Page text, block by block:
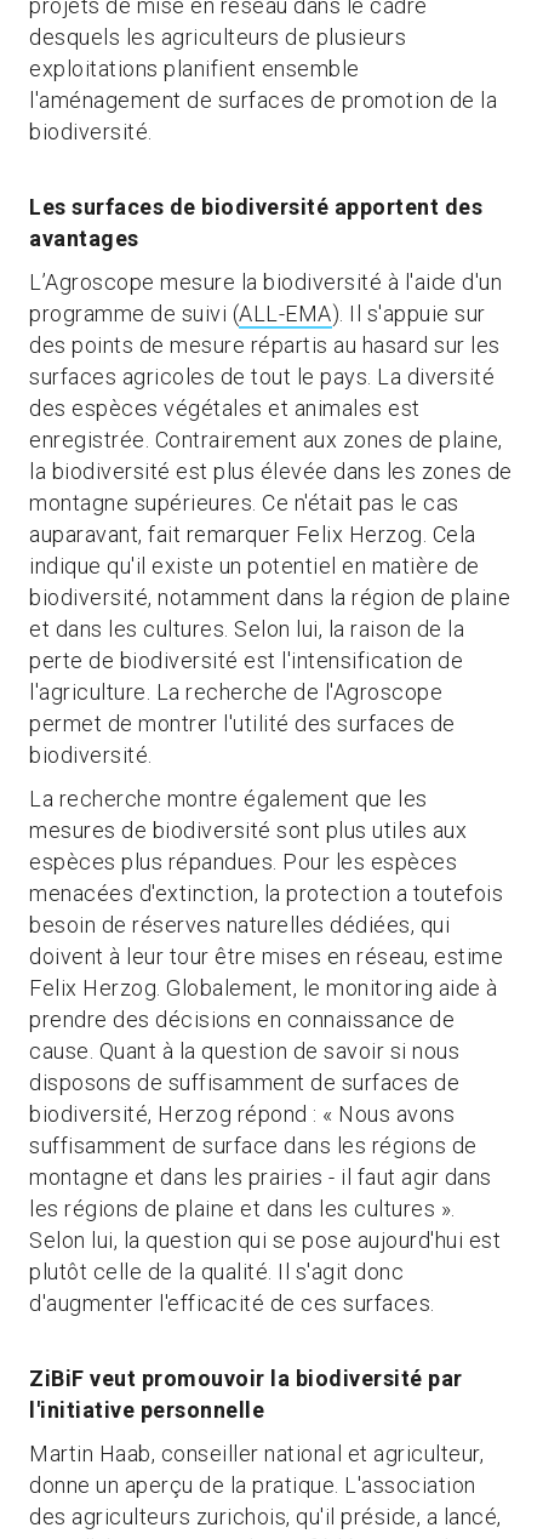
projets de mise en réseau dans le cadre
desquels les agriculteurs de plusieurs
exploitations planifient ensemble
l'aménagement de surfaces de promotion de la
biodiversité.
Les surfaces de biodiversité apportent des
avantages
L’Agroscope mesure la biodiversité à l'aide d'un
programme de suivi (ALL-EMA). Il s'appuie sur
des points de mesure répartis au hasard sur les
surfaces agricoles de tout le pays. La diversité
des espèces végétales et animales est
enregistrée. Contrairement aux zones de plaine,
la biodiversité est plus élevée dans les zones de
montagne supérieures. Ce n'était pas le cas
auparavant, fait remarquer Felix Herzog. Cela
indique qu'il existe un potentiel en matière de
biodiversité, notamment dans la région de plaine
et dans les cultures. Selon lui, la raison de la
perte de biodiversité est l'intensification de
l'agriculture. La recherche de l'Agroscope
permet de montrer l'utilité des surfaces de
biodiversité.
La recherche montre également que les
mesures de biodiversité sont plus utiles aux
espèces plus répandues. Pour les espèces
menacées d'extinction, la protection a toutefois
besoin de réserves naturelles dédiées, qui
doivent à leur tour être mises en réseau, estime
Felix Herzog. Globalement, le monitoring aide à
prendre des décisions en connaissance de
cause. Quant à la question de savoir si nous
disposons de suffisamment de surfaces de
biodiversité, Herzog répond : « Nous avons
suffisamment de surface dans les régions de
montagne et dans les prairies - il faut agir dans
les régions de plaine et dans les cultures ».
Selon lui, la question qui se pose aujourd'hui est
plutôt celle de la qualité. Il s'agit donc
d'augmenter l'efficacité de ces surfaces.
ZiBiF veut promouvoir la biodiversité par
l'initiative personnelle
Martin Haab, conseiller national et agriculteur,
donne un aperçu de la pratique. L'association
des agriculteurs zurichois, qu'il préside, a lancé,